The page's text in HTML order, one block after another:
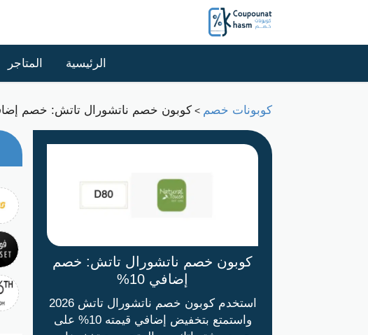
الرئيسية المتاجر
كوبونات خصم > كوبون خصم ناتشورال تاتش: خصم إضافي
كوبون خصم ناتشورال تاتش: خصم
إضافي 10%
استخدم كوبون خصم ناتشورال تاتش 2026
واستمتع بتخفيض إضافي قيمته 10% على